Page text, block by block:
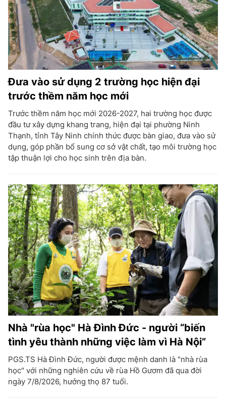
Đưa vào sử dụng 2 trường học hiện đại
trước thềm năm học mới
Trước thềm năm học mới 2026-2027, hai trường học được
đầu tư xây dựng khang trang, hiện đại tại phường Ninh
Thạnh, tỉnh Tây Ninh chính thức được bàn giao, đưa vào sử
dụng, góp phần bổ sung cơ sở vật chất, tạo môi trường học
tập thuận lợi cho học sinh trên địa bàn.
Nhà "rùa học" Hà Đình Đức - người “biến
tình yêu thành những việc làm vì Hà Nội”
PGS.TS Hà Đình Đức, người được mệnh danh là "nhà rùa
học" với những nghiên cứu về rùa Hồ Gươm đã qua đời
ngày 7/8/2026, hưởng thọ 87 tuổi.